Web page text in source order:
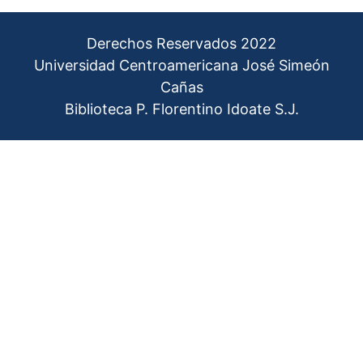
Derechos Reservados 2022
Universidad Centroamericana José Simeón
Cañas
Biblioteca P. Florentino Idoate S.J.